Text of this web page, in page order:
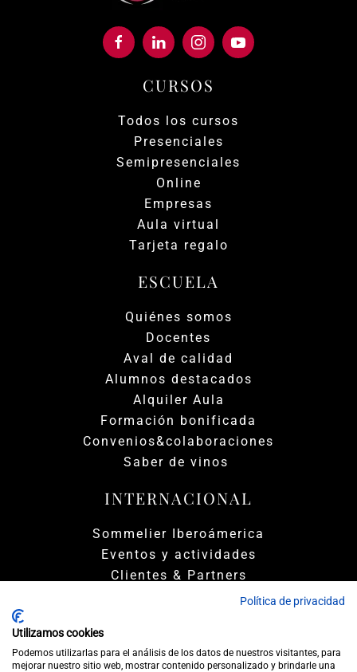
CURSOS
Todos los cursos
Presenciales
Semipresenciales
Online
Empresas
Aula virtual
Tarjeta regalo
ESCUELA
Quiénes somos
Docentes
Aval de calidad
Alumnos destacados
Alquiler Aula
Formación bonificada
Convenios&colaboraciones
Saber de vinos
INTERNACIONAL
Sommelier Iberoámerica
Eventos y actividades
Clientes & Partners
Política de privacidad
Utilizamos cookies
Podemos utilizarlas para el análisis de los datos de nuestros visitantes, para
mejorar nuestro sitio web, mostrar contenido personalizado y brindarle una